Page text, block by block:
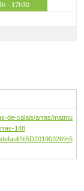
- 17h30
de-calais/arras/matmu
148